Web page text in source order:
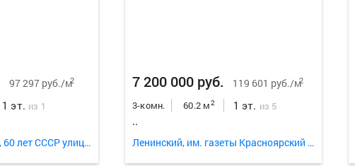
97 297 руб./м2
1 эт. из 1
Красноярский край, 60 лет СССР улица 14
7 200 000 руб. 119 601 руб./м2
3-комн. 60.2 м2 1 эт. из 5
..
Ленинский, им. газеты Красноярский Рабочий проспект 49